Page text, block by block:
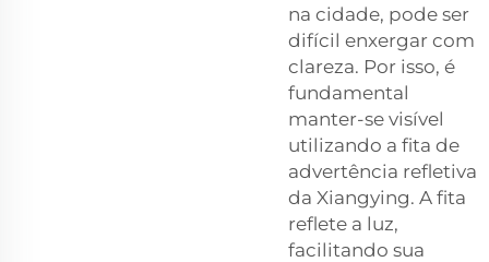
na cidade, pode ser
difícil enxergar com
clareza. Por isso, é
fundamental
manter-se visível
utilizando a fita de
advertência refletiva
da Xiangying. A fita
reflete a luz,
facilitando sua